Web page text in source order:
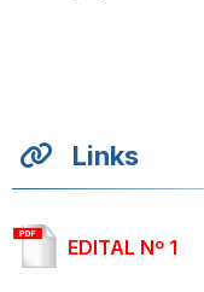
Links
EDITAL Nº 1